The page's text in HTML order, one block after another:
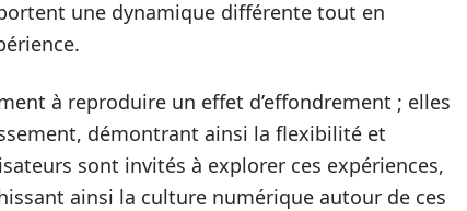
une dynamique différente tout en
à reproduire un effet d’effondrement ; elles
démontrant ainsi la flexibilité et
sont invités à explorer ces expériences,
ainsi la culture numérique autour de ces